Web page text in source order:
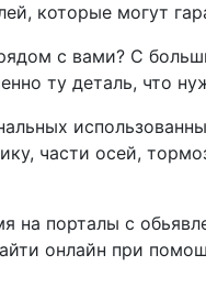
которые могут
с вами? С
ту деталь, что
части осей,
на порталы с
онлайн при